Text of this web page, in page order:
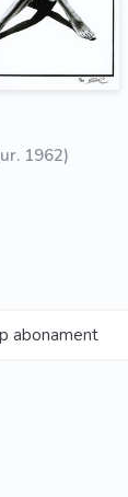
1962)
abonament